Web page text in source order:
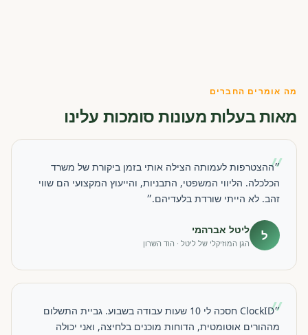
מה אומרים החברים
מאות בעלות מעונות סומכות עלינו
״
״ההצטרפות לעמותה הצילה אותי בזמן ביקורת של משרד
הכלכלה. הליווי המשפטי, התבניות, והייעוץ המקצועי הם שווי
זהב. לא הייתי שורדת בלעדיהם.״
ל ליטל אברהמי
הגן המוזיקלי של ליטל · הוד השרון
״
״ClockID חסכה לי 10 שעות עבודה בשבוע. גביית התשלום
מההורים אוטומטית, הדוחות מוכנים בלחיצה, ואני יכולה